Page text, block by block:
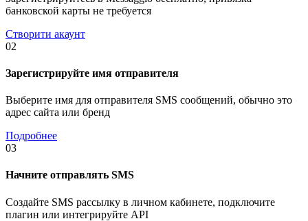
банковской карты не требуется
Створити акаунт
02
Зарегистрируйте имя отправителя
Выберите имя для отправителя SMS сообщений, обычно это
адрес сайта или бренд
Подробнее
03
Начните отправлять SMS
Создайте SMS рассылку в личном кабинете, подключите
плагин или интегрируйте API